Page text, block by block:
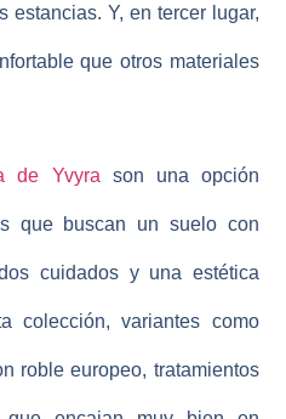
estancias. Y, en tercer lugar,
que otros materiales
de Yvyra son una opción
que buscan un suelo con
cuidados y una estética
colección, variantes como
roble europeo, tratamientos